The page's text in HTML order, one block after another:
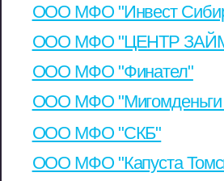
ООО МФО "Инвест
ООО МФО "ЦЕНТР
ООО МФО "Финател"
ООО МФО "Мигомденьги
ООО МФО "СКБ"
ООО МФО "Капуста